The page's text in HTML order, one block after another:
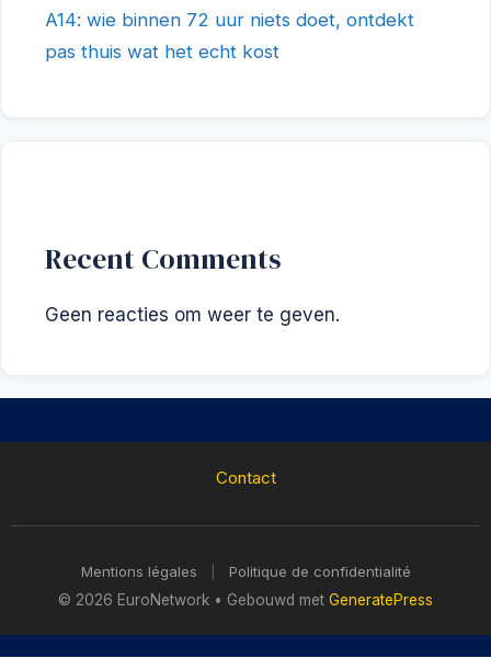
A14: wie binnen 72 uur niets doet, ontdekt
pas thuis wat het echt kost
Recent Comments
Geen reacties om weer te geven.
Contact
Mentions légales
Politique de confidentialité
© 2026 EuroNetwork • Gebouwd met GeneratePress